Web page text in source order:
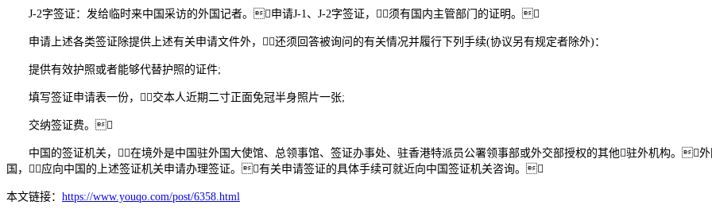
J-2字签证：发给临时来中国采访的外国记者。申请J-1、J-2字签证，须有国内主管部门的证明。
申请上述各类签证除提供上述有关申请文件外，还须回答被询问的有关情况并履行下列手续(协议另有规定者除外)：
提供有效护照或者能够代替护照的证件;
填写签证申请表一份，交本人近期二寸正面免冠半身照片一张;
交纳签证费。
中国的签证机关，在境外是中国驻外国大使馆、总领事馆、签证办事处、驻香港特派员公署领事部或外交部授权的其他驻外机构。外
国，应向中国的上述签证机关申请办理签证。有关申请签证的具体手续可就近向中国签证机关咨询。
本文链接： https://www.youqo.com/post/6358.html